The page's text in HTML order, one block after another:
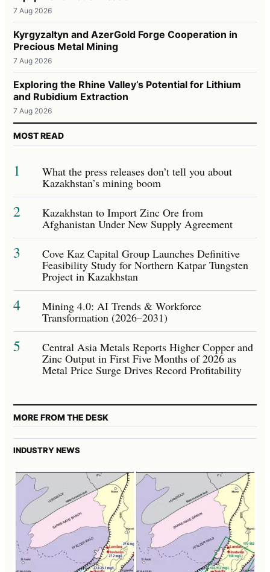
7 Aug 2026
Kyrgyzaltyn and AzerGold Forge Cooperation in
Precious Metal Mining
7 Aug 2026
Exploring the Rhine Valley’s Potential for Lithium
and Rubidium Extraction
7 Aug 2026
MOST READ
1 What the press releases don’t tell you about
Kazakhstan’s mining boom
2 Kazakhstan to Import Zinc Ore from
Afghanistan Under New Supply Agreement
3 Cove Kaz Capital Group Launches Definitive
Feasibility Study for Northern Katpar Tungsten
Project in Kazakhstan
4 Mining 4.0: AI Trends & Workforce
Transformation (2026–2031)
5 Central Asia Metals Reports Higher Copper and
Zinc Output in First Five Months of 2026 as
Metal Price Surge Drives Record Profitability
MORE FROM THE DESK
INDUSTRY NEWS